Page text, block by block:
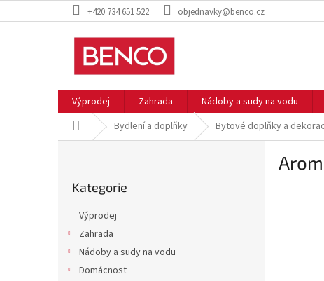
na
+420 734 651 522 objednavky@benco.cz
Výprodej Zahrada Nádoby a sudy na vodu
Domů Bydlení a doplňky Bytové doplňky a
kategorie
Kategorie
Výprodej
Zahrada
Nádoby a sudy na vodu
Domácnost